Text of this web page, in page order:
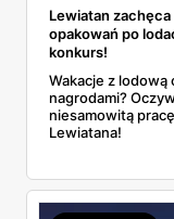
Lewiatan
opakowań po
konkurs!
Wakacje z lodową
nagrodami?
niesamowitą
Lewiatana!